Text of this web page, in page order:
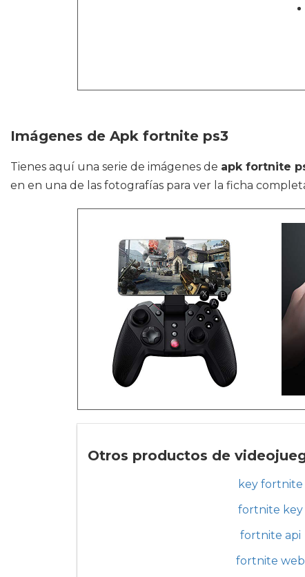
Imágenes de Apk fortnite ps3
Tienes aquí una serie de imágenes de apk fortnite
en en una de las fotografías para ver la ficha
Otros productos de
key fortnite
fortnite key
fortnite api
fortnite web